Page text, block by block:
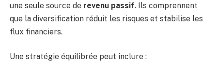
une seule source de revenu passif. Ils comprennent
que la diversification réduit les risques et stabilise les
flux financiers.
Une stratégie équilibrée peut inclure :